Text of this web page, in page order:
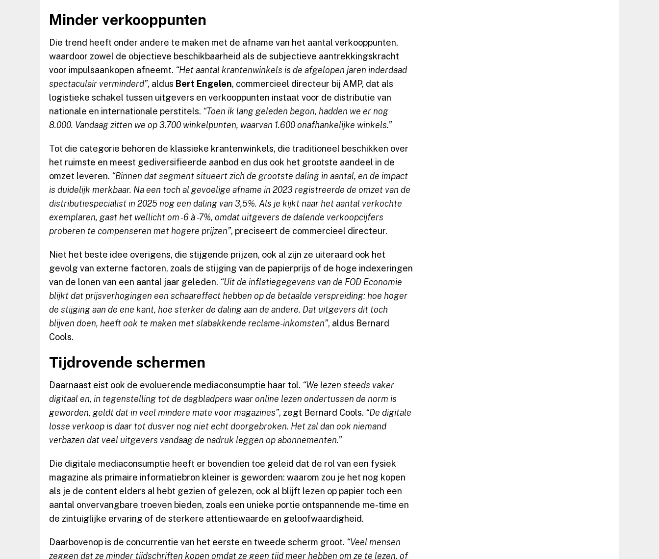
Minder verkooppunten
Die trend heeft onder andere te maken met de afname van het aantal verkooppunten,
waardoor zowel de objectieve beschikbaarheid als de subjectieve aantrekkingskracht
voor impulsaankopen afneemt. “Het aantal krantenwinkels is de afgelopen jaren inderdaad
spectaculair verminderd”, aldus Bert Engelen, commercieel directeur bij AMP, dat als
logistieke schakel tussen uitgevers en verkooppunten instaat voor de distributie van
nationale en internationale perstitels. “Toen ik lang geleden begon, hadden we er nog
8.000. Vandaag zitten we op 3.700 winkelpunten, waarvan 1.600 onafhankelijke winkels.”
Tot die categorie behoren de klassieke krantenwinkels, die traditioneel beschikken over
het ruimste en meest gediversifieerde aanbod en dus ook het grootste aandeel in de
omzet leveren. “Binnen dat segment situeert zich de grootste daling in aantal, en de impact
is duidelijk merkbaar. Na een toch al gevoelige afname in 2023 registreerde de omzet van de
distributiespecialist in 2025 nog een daling van 3,5%. Als je kijkt naar het aantal verkochte
exemplaren, gaat het wellicht om -6 à -7%, omdat uitgevers de dalende verkoopcijfers
proberen te compenseren met hogere prijzen”, preciseert de commercieel directeur.
Niet het beste idee overigens, die stijgende prijzen, ook al zijn ze uiteraard ook het
gevolg van externe factoren, zoals de stijging van de papierprijs of de hoge indexeringen
van de lonen van een aantal jaar geleden. “Uit de inflatiegegevens van de FOD Economie
blijkt dat prijsverhogingen een schaareffect hebben op de betaalde verspreiding: hoe hoger
de stijging aan de ene kant, hoe sterker de daling aan de andere. Dat uitgevers dit toch
blijven doen, heeft ook te maken met slabakkende reclame-inkomsten”, aldus Bernard
Cools.
Tijdrovende schermen
Daarnaast eist ook de evoluerende mediaconsumptie haar tol. “We lezen steeds vaker
digitaal en, in tegenstelling tot de dagbladpers waar online lezen ondertussen de norm is
geworden, geldt dat in veel mindere mate voor magazines”, zegt Bernard Cools. “De digitale
losse verkoop is daar tot dusver nog niet echt doorgebroken. Het zal dan ook niemand
verbazen dat veel uitgevers vandaag de nadruk leggen op abonnementen.”
Die digitale mediaconsumptie heeft er bovendien toe geleid dat de rol van een fysiek
magazine als primaire informatiebron kleiner is geworden: waarom zou je het nog kopen
als je de content elders al hebt gezien of gelezen, ook al blijft lezen op papier toch een
aantal onvervangbare troeven bieden, zoals een unieke portie ontspannende me-time en
de zintuiglijke ervaring of de sterkere attentiewaarde en geloofwaardigheid.
Daarbovenop is de concurrentie van het eerste en tweede scherm groot. “Veel mensen
zeggen dat ze minder tijdschriften kopen omdat ze geen tijd meer hebben om ze te lezen, of